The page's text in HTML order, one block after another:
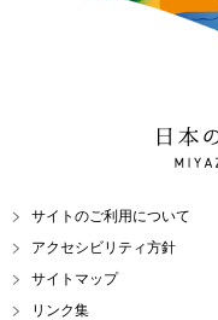
日本の
サイトのご利用について
アクセシビリティ方針
サイトマップ
リンク集